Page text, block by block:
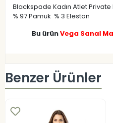
Blackspade Kadın Atlet Private
% 97 Pamuk % 3 Elestan
Bu ürünVega Sanal
Benzer Ürünler